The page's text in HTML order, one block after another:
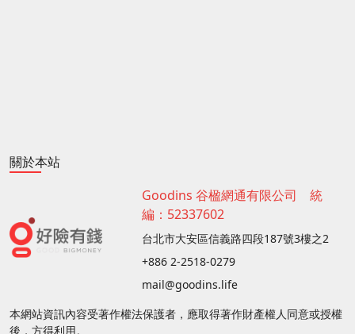
關於本站
Goodins 谷楹網通有限公司 統
編：52337602
台北市大安區信義路四段187號3樓之2
+886 2-2518-0279
mail@goodins.life
本網站資訊內容受著作權法保護者，應取得著作財產權人同意或授權
後，方得利用。